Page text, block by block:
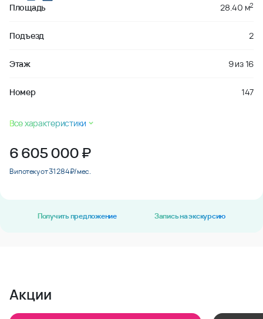
Площадь 28.40 м2
Подъезд 2
Этаж 9из16
Номер 147
Все характеристики
6 605 000₽
В ипотеку от 31 284 ₽/мес.
Получить предложение Запись на экскурсию
Акции